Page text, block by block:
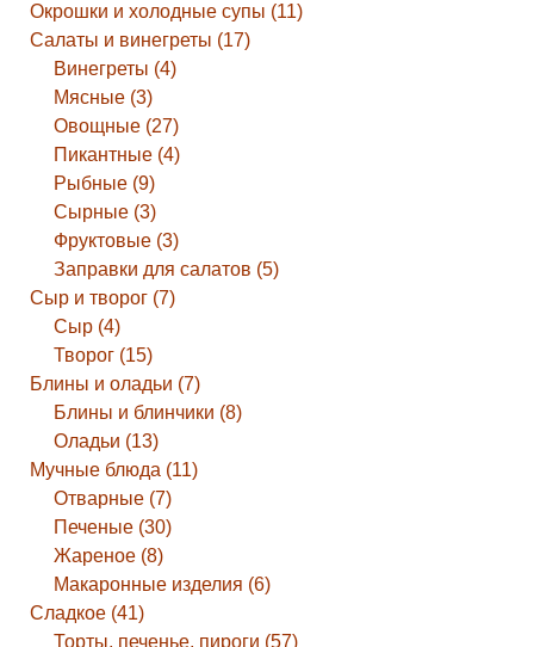
Окрошки и холодные супы (11)
Салаты и винегреты (17)
Винегреты (4)
Мясные (3)
Овощные (27)
Пикантные (4)
Рыбные (9)
Сырные (3)
Фруктовые (3)
Заправки для салатов (5)
Сыр и творог (7)
Сыр (4)
Творог (15)
Блины и оладьи (7)
Блины и блинчики (8)
Оладьи (13)
Мучные блюда (11)
Отварные (7)
Печеные (30)
Жареное (8)
Макаронные изделия (6)
Сладкое (41)
Торты, печенье, пироги (57)